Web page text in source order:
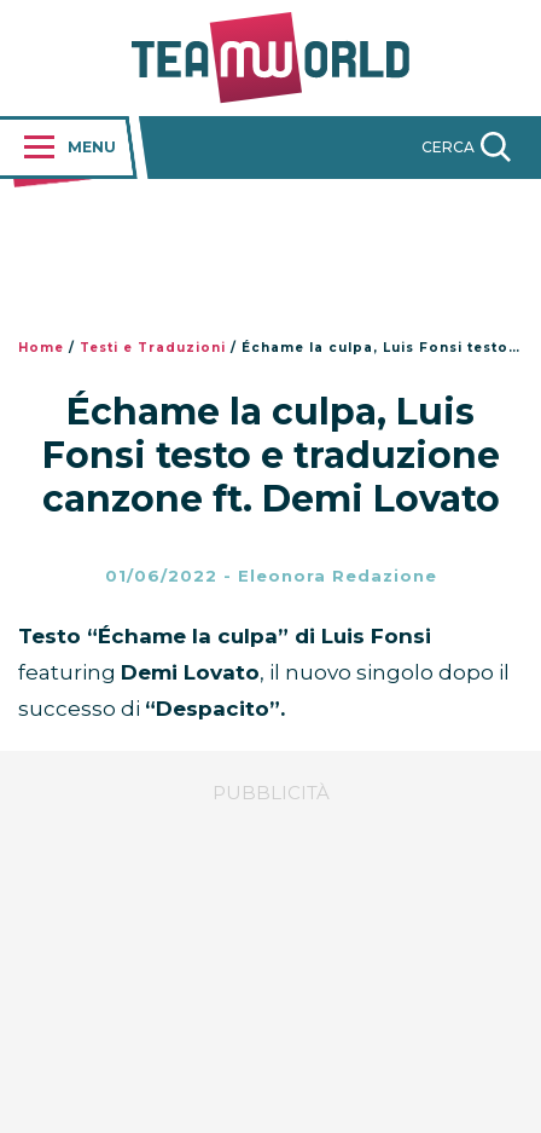
MENU CERCA
Home / Testi e Traduzioni / Échame la culpa, Luis Fonsi testo e traduzione canzone ft. Demi Lovato
Échame la culpa, Luis
Fonsi testo e traduzione
canzone ft. Demi Lovato
01/06/2022 - Eleonora Redazione
Testo “Échame la culpa” di Luis Fonsi
featuring Demi Lovato, il nuovo singolo dopo il
successo di “Despacito”.